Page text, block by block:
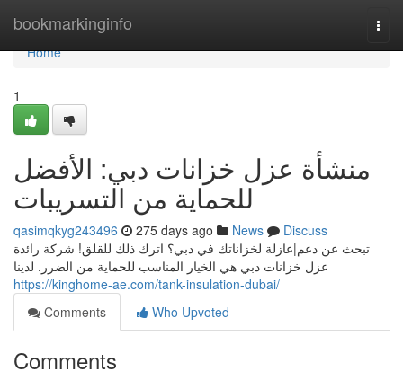
bookmarkinginfo
Home
Home
1
منشأة عزل خزانات دبي: الأفضل
للحماية من التسريبات
qasimqkyg243496 275 days ago News
Discuss
تبحث عن دعم|عازلة لخزاناتك في دبي؟ اترك ذلك للقلق! شركة رائدة
عزل خزانات دبي هي الخيار المناسب للحماية من الضرر. لدينا
https://kinghome-ae.com/tank-insulation-dubai/
Comments
Who Upvoted
Comments